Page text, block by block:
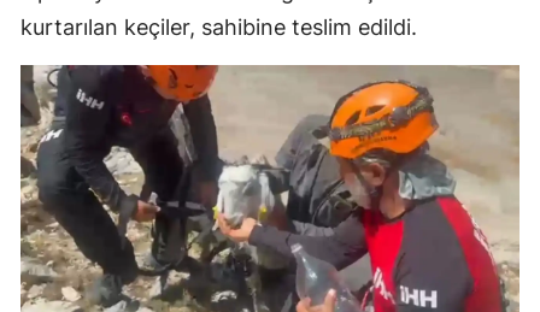
kurtarılan keçiler, sahibine teslim edildi.